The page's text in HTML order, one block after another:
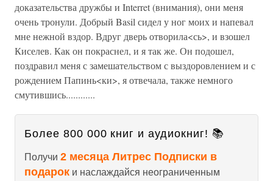
доказательства дружбы и Interret (внимания), они меня
очень тронули. Добрый Basil сидел у ног моих и напевал
мне нежной вздор. Вдруг дверь отворила<сь>, и взошел
Киселев. Как он покраснел, и я так же. Он подошел,
поздравил меня с замешательством с выздоровлением и с
рождением Папинь<ки>, я отвечала, также немного
смутившись............
Более 800 000 книг и аудиокниг! 📚
Получи 2 месяца Литрес Подписки в
подарок и наслаждайся неограниченным